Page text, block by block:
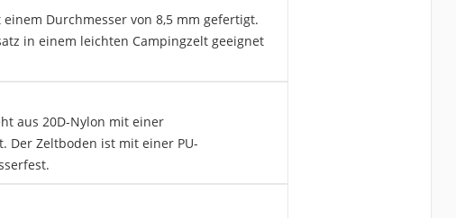
Durchmesser von 8,5 mm gefertigt.
in einem leichten Campingzelt geeignet
aus 20D-Nylon mit einer
Der Zeltboden ist mit einer PU-